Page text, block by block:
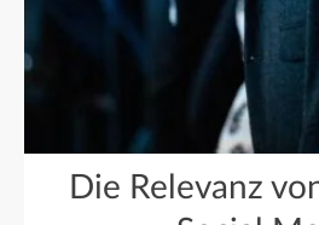
Die Relevanz